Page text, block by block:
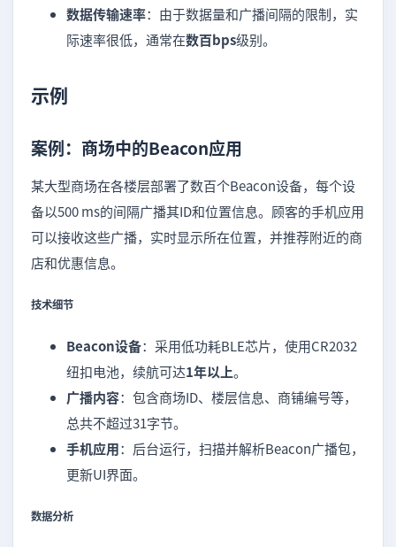
数据传输速率：由于数据量和广播间隔的限制，实
际速率很低，通常在数百bps级别。
示例
案例：商场中的Beacon应用
某大型商场在各楼层部署了数百个Beacon设备，每个设
备以500 ms的间隔广播其ID和位置信息。顾客的手机应用
可以接收这些广播，实时显示所在位置，并推荐附近的商
店和优惠信息。
技术细节
Beacon设备：采用低功耗BLE芯片，使用CR2032
纽扣电池，续航可达1年以上。
广播内容：包含商场ID、楼层信息、商铺编号等，
总共不超过31字节。
手机应用：后台运行，扫描并解析Beacon广播包，
更新UI界面。
数据分析